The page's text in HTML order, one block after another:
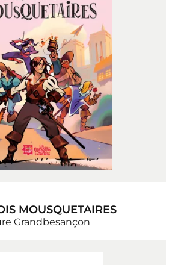
MOUSQUETAIRES
Grandbesançon